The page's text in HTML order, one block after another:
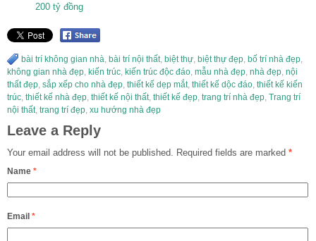
200 tỷ đồng
bài trí không gian nhà, bài trí nội thất, biệt thự, biệt thự đẹp, bố trí nhà đẹp,
không gian nhà đẹp, kiến trúc, kiến trúc độc đáo, mẫu nhà đẹp, nhà đẹp, nội
thất đẹp, sắp xếp cho nhà đẹp, thiết kế dẹp mắt, thiết kế dộc đáo, thiết kế kiến
trúc, thiết kế nhà đẹp, thiết kế nội thất, thiết kế đẹp, trang trí nhà đẹp, Trang trí
nội thất, trang trí đẹp, xu hướng nhà đẹp
Leave a Reply
Your email address will not be published. Required fields are marked *
Name *
Email *